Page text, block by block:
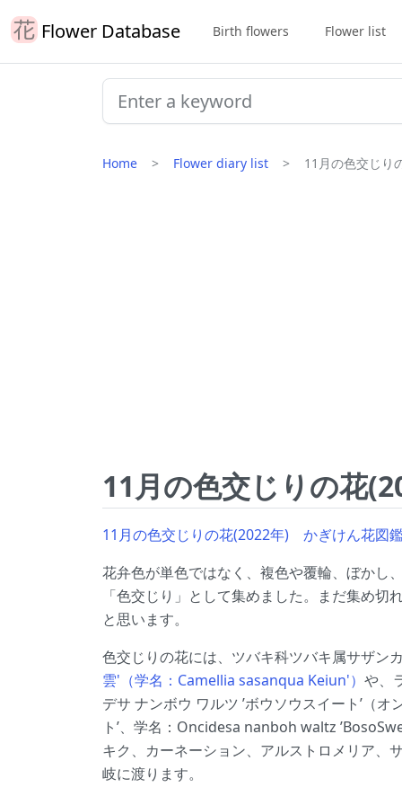
Flower Database Birth flowers Flower list
Home Flower diary list 11月の色交じり
11月の色交じりの花
11月の色交じりの花(2022年) かぎけん花図
花弁色が単色ではなく、複色や覆輪、ぼかし
「色交じり」として集めました。まだ集め切
と思います。
色交じりの花には、ツバキ科ツバキ属サザン
雲'（学名：Camellia sasanqua Keiun'） や、
デサ ナンボウ ワルツ ’ボウソウスイート’（オ
ト’、学名：Oncidesa nanboh waltz
キク、カーネーション、アルストロメリア、
岐に渡ります。